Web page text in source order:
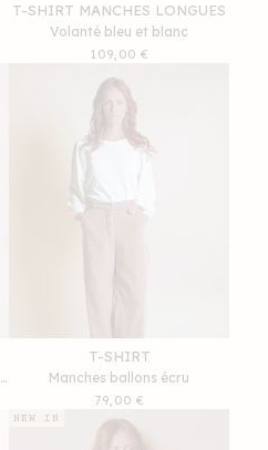
T-SHIRT MANCHES LONGUES
Volanté bleu et blanc
Prix
109,00 €
T-SHIRT
Manches ballons écru
Prix
habituel
79,00 €
NEW IN